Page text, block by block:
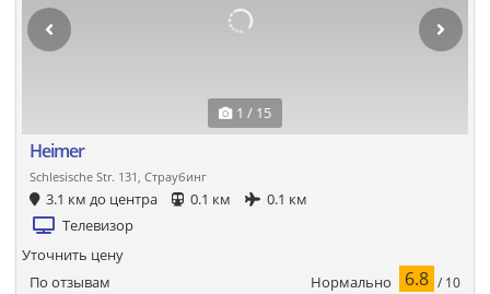
1 / 15
Heimer
Schlesische Str. 131, Страубинг
3.1 км до центра 0.1 км
0.1 км
Телевизор
По отзывам Нормально 6.8 / 10
Уточнить цену